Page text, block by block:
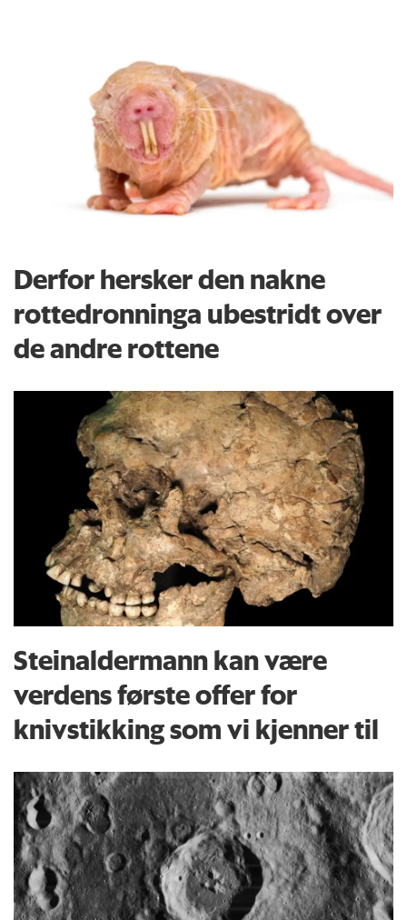
Derfor hersker den nakne
rottedronninga ubestridt over
de andre rottene
Steinaldermann kan være
verdens første offer for
knivstikking som vi kjenner til